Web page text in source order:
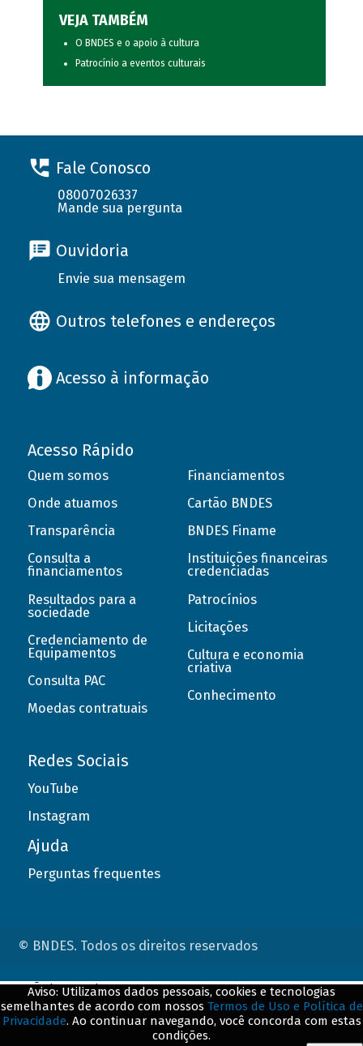
VEJA TAMBÉM
O BNDES e o apoio à cultura
Patrocínio a eventos culturais
Fale Conosco
08007026337
Mande sua pergunta
Ouvidoria
Envie sua mensagem
Outros telefones e endereços
Acesso à informação
Acesso Rápido
Quem somos
Onde atuamos
Transparência
Consulta a
financiamentos
Resultados para a
sociedade
Credenciamento de
Equipamentos
Consulta PAC
Moedas contratuais
Financiamentos
Cartão BNDES
BNDES Finame
Instituições financeiras
credenciadas
Patrocínios
Licitações
Cultura e economia
criativa
Conhecimento
Redes Sociais
YouTube
Instagram
Ajuda
Perguntas frequentes
© BNDES. Todos os direitos reservados
Aviso: Utilizamos dados pessoais, cookies e tecnologias
semelhantes de acordo com nossos Termos de Uso e Política de
Privacidade. Ao continuar navegando, você concorda com estas
condições.
ConteÃºdo complementar
${title}${badge}